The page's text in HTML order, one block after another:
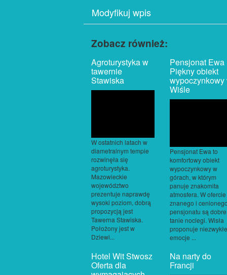
Modyfikuj wpis
Zobacz również:
Agroturystyka w
tawernie
Stawiska
W ostatnich latach w
diametralnym tempie
rozwinęła się
agroturystyka.
Mazowieckie
województwo
prezentuje naprawdę
wysoki poziom, dobrą
propozycją jest
Tawerna Stawiska.
Położony jest w
Dziewi...
Pensjonat Ewa
Piękny obiekt
wypoczynkowy
Wiśle
Pensjonat Ewa to
komfortowy obiekt
wypoczynkowy w
górach, w którym
panuje znakomita
atmosfera. W ofercie
znanego i
pensjonatu są
tanie noclegi. Wisła
proponuje niezwykłe
emocje ...
Hotel Wit Stwosz
Oferta dla
Na narty do
Francji